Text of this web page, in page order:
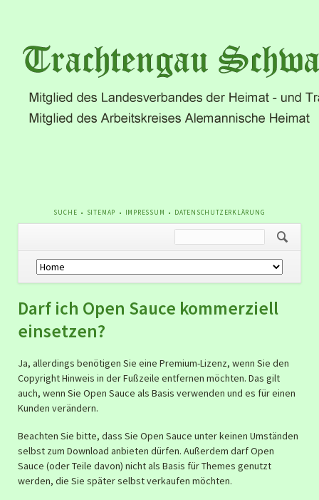
NAVIGATION
SUCHE SITEMAP IMPRESSUM DATENSCHUTZERKLÄRUNG
Navigation
überspringen
Darf ich Open Sauce kommerziell
einsetzen?
Ja, allerdings benötigen Sie eine Premium-Lizenz, wenn Sie den
Copyright Hinweis in der Fußzeile entfernen möchten. Das gilt
auch, wenn Sie Open Sauce als Basis verwenden und es für einen
Kunden verändern.
Beachten Sie bitte, dass Sie Open Sauce unter keinen Umständen
selbst zum Download anbieten dürfen. Außerdem darf Open
Sauce (oder Teile davon) nicht als Basis für Themes genutzt
werden, die Sie später selbst verkaufen möchten.